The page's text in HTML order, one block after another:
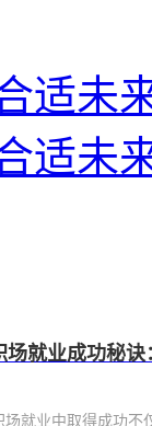
适未
适未
场就业成功秘
场就业中取得成功